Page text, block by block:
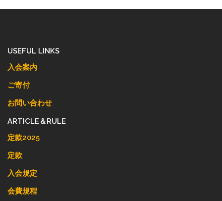
USEFUL LINKS
入会案内
ご寄付
お問い合わせ
ARTICLE＆RULE
定款2025
定款
入会規定
会費規程